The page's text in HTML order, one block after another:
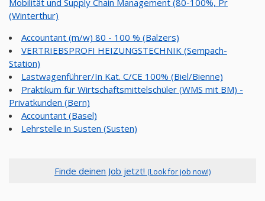
Mobilität und Supply Chain Management (80-100%, Pr
(Winterthur)
Accountant (m/w) 80 - 100 % (Balzers)
VERTRIEBSPROFI HEIZUNGSTECHNIK (Sempach-
Station)
Lastwagenführer/In Kat. C/CE 100% (Biel/Bienne)
Praktikum für Wirtschaftsmittelschüler (WMS mit BM) -
Privatkunden (Bern)
Accountant (Basel)
Lehrstelle in Susten (Susten)
Finde deinen Job jetzt! (Look for job now!)